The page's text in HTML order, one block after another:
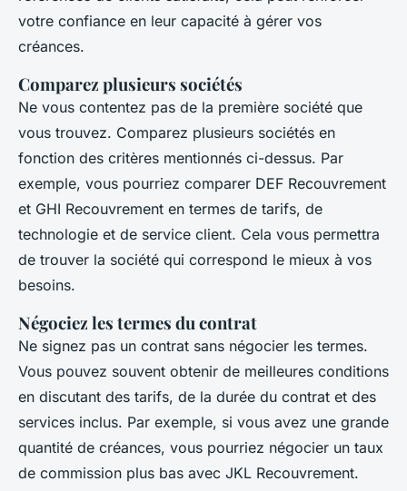
votre confiance en leur capacité à gérer vos
créances.
Comparez plusieurs sociétés
Ne vous contentez pas de la première société que
vous trouvez. Comparez plusieurs sociétés en
fonction des critères mentionnés ci-dessus. Par
exemple, vous pourriez comparer DEF Recouvrement
et GHI Recouvrement en termes de tarifs, de
technologie et de service client. Cela vous permettra
de trouver la société qui correspond le mieux à vos
besoins.
Négociez les termes du contrat
Ne signez pas un contrat sans négocier les termes.
Vous pouvez souvent obtenir de meilleures conditions
en discutant des tarifs, de la durée du contrat et des
services inclus. Par exemple, si vous avez une grande
quantité de créances, vous pourriez négocier un taux
de commission plus bas avec JKL Recouvrement.